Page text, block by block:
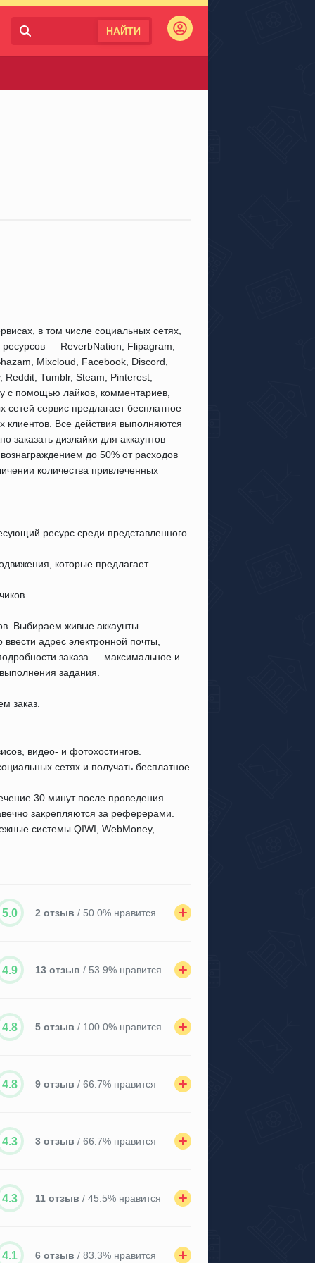
НАЙТИ Войти
в том числе социальных сетях,
— ReverbNation, Flipagram,
Mixcloud, Facebook, Discord,
Tumblr, Steam, Pinterest,
с помощью лайков, комментариев,
сервис предлагает бесплатное
Все действия выполняются
заказать дизлайки для аккаунтов
до 50% от расходов
количества привлеченных
ресурс среди представленного
которые предлагает
Выбираем живые аккаунты.
адрес электронной почты,
заказа — максимальное и
задания.
заказ.
видео- и фотохостингов.
сетях и получать бесплатное
30 минут после проведения
закрепляются за реферерами.
системы QIWI, WebMoney,
5.0 2 отзыв / 50.0% нравится
4.9 13 отзыв / 53.9% нравится
4.8 5 отзыв / 100.0% нравится
4.8 9 отзыв / 66.7% нравится
4.3 3 отзыв / 66.7% нравится
4.3 11 отзыв / 45.5% нравится
4.1 6 отзыв / 83.3% нравится